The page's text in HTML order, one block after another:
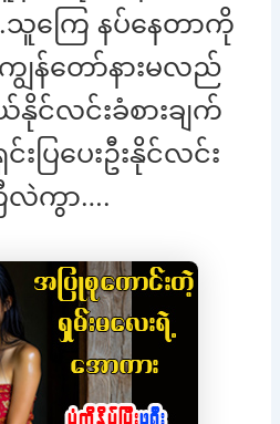
သူကြေ နပ်နေတာကို
ျွန်တော်နားမလည်
င်လင်းခံစားချက်
ပြပေးဦးနိုင်လင်း
လဲကွာ….